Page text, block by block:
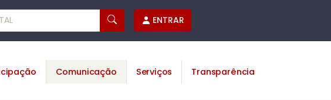
ENTRAR
Comunicação Serviços Transparência